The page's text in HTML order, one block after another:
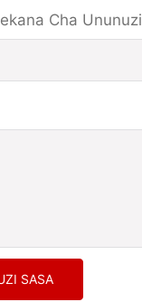
Cha Ununuzi
SASA